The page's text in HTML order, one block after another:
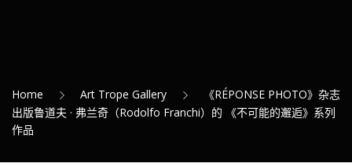
Expositions – 展览
最新消息
Home Art Trope Gallery
《RÉPONSE PHOTO》杂志
出版鲁道夫 · 弗兰奇（Rodolfo Franchi）的 《不可能的邂逅》系列
作品